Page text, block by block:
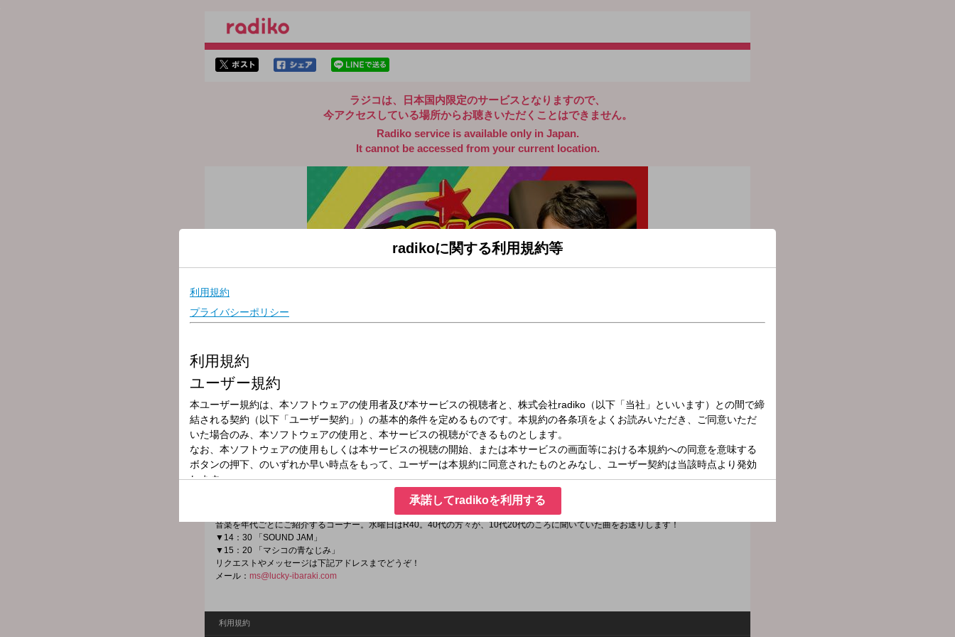
ラジコは、日本国内限定のサービスとなりますので、
今アクセスしている場所からお聴きいただくことはできません。
Radiko service is available only in Japan.
It cannot be accessed from your current location.
放送局
放送時間
2025年7月16日（水）15:00～16:00
番組名
MUSIC STATE
曜日変わりのパーソナリティが個性豊かなトークと音楽で綴るミュージックワイドプログラム。火曜・水曜はイーアスつくばLucky
Studioから公開生放送！ イーアスつくばLucky Studioからから生放送！
音楽を年代ごとにご紹介するコーナー。水曜日はR40。40代の方々が、10代20代のころに聞いていた曲をお送りします！
▼14：30 「SOUND JAM」
▼15：20 「マシコの青なじみ」
リクエストやメッセージは下記アドレスまでどうぞ！
メール： ms@lucky-ibaraki.com
利用規約
radikoに関する利用規約等
承諾してradikoを利用する